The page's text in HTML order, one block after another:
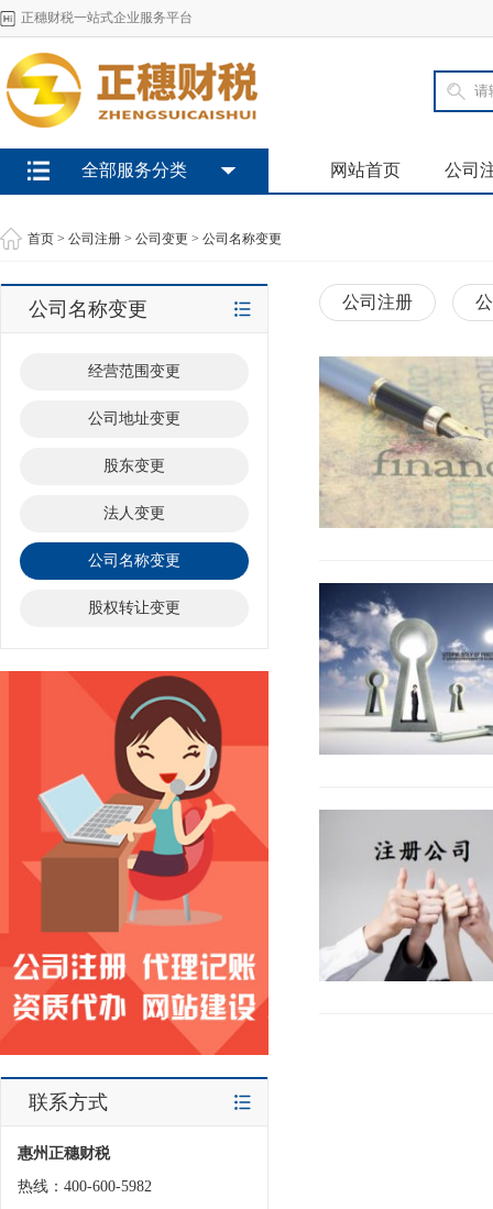
正穗财税一站式企业服务平台
网站首页 公司
全部服务分类
首页 > 公司注册 > 公司变更 > 公司名称变更
公司名称变更
经营范围变更
公司地址变更
股东变更
法人变更
公司名称变更
股权转让变更
联系方式
惠州正穗财税
热线：400-600-5982
公司注册